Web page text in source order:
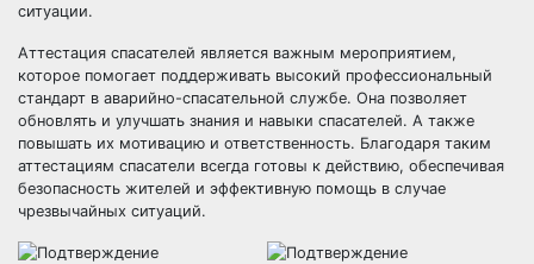
ситуации.
Аттестация спасателей является важным мероприятием,
которое помогает поддерживать высокий профессиональный
стандарт в аварийно-спасательной службе. Она позволяет
обновлять и улучшать знания и навыки спасателей. А также
повышать их мотивацию и ответственность. Благодаря таким
аттестациям спасатели всегда готовы к действию, обеспечивая
безопасность жителей и эффективную помощь в случае
чрезвычайных ситуаций.